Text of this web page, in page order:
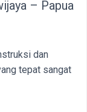
– Papua
dan
tepat sangat